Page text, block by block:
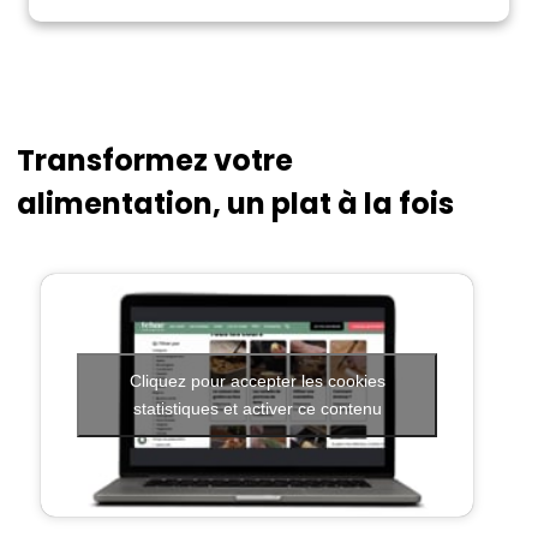
Transformez votre
alimentation, un plat à la fois
Cliquez pour accepter les cookies
statistiques et activer ce contenu